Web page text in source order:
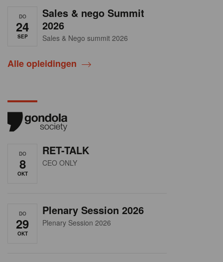
DO
24
SEP
Sales & nego Summit
2026
Sales & Nego summit 2026
Alle opleidingen
DO
8
OKT
RET-TALK
CEO ONLY
DO
29
OKT
Plenary Session 2026
Plenary Session 2026